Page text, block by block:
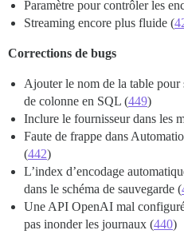
Paramètre pour contrôler les
Streaming encore plus fluide (
Corrections de bugs
Ajouter le nom de la table
de colonne en SQL (449)
Inclure le fournisseur dans les
Faute de frappe dans
(442)
L’index d’encodage
dans le schéma de sauvegarde (
Une API OpenAI mal
pas inonder les journaux (440)